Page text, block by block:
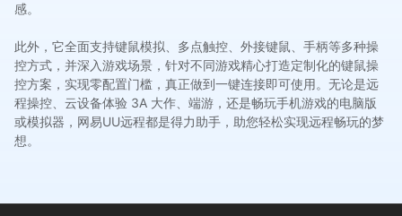
感。
此外，它全面支持键鼠模拟、多点触控、外接键鼠、手柄等多种操
控方式，并深入游戏场景，针对不同游戏精心打造定制化的键鼠操
控方案，实现零配置门槛，真正做到一键连接即可使用。无论是远
程操控、云设备体验 3A 大作、端游，还是畅玩手机游戏的电脑版
或模拟器，网易UU远程都是得力助手，助您轻松实现远程畅玩的梦
想。